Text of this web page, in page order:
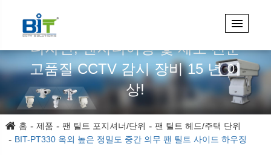
디자인, 엔지니어링 및 제조 전문
고품질 CCTV 감시 장비 15 년 이
상!
홈 제품 팬 틸트 포지셔너/단위
팬 틸트 헤드/주택 단위
BIT-PT330 옥외 높은 정밀도 중간 의무 팬 틸트 사이드 하우징